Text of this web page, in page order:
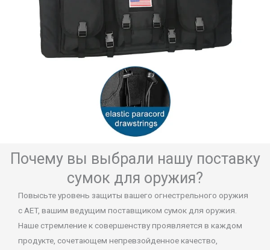
Почему вы выбрали нашу поставку
сумок для оружия?
Повысьте уровень защиты вашего огнестрельного оружия
с AET, вашим ведущим поставщиком сумок для оружия.
Наше стремление к совершенству проявляется в каждом
продукте, сочетающем непревзойденное качество,